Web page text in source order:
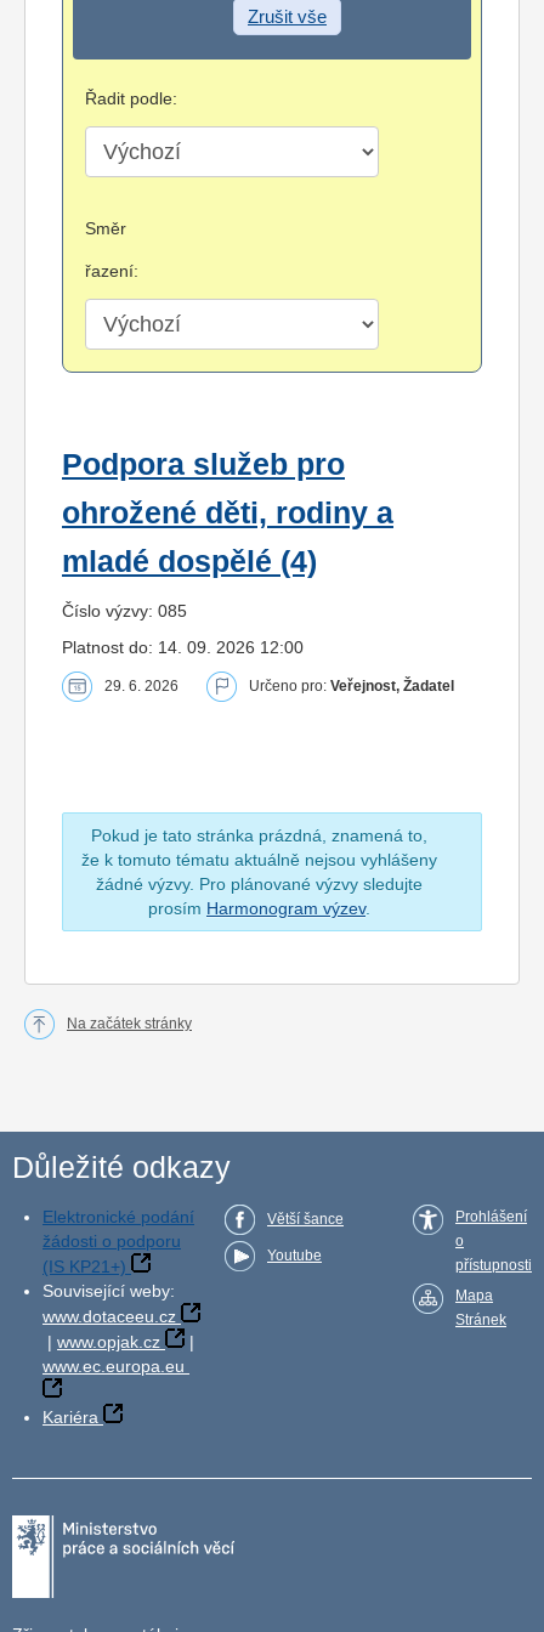
Zrušit vše
Řadit podle:
Směr
řazení:
Podpora služeb pro
ohrožené děti, rodiny a
mladé dospělé (4)
Číslo výzvy: 085
Platnost do: 14. 09. 2026 12:00
29. 6. 2026 Určeno pro: Veřejnost, Žadatel
Pokud je tato stránka prázdná, znamená to,
že k tomuto tématu aktuálně nejsou vyhlášeny
žádné výzvy. Pro plánované výzvy sledujte
prosím Harmonogram výzev.
Na začátek stránky
Důležité odkazy
Elektronické podání
žádosti o podporu
(IS KP21+)
Související weby:
www.dotaceeu.cz
| www.opjak.cz
|
www.ec.europa.eu
Kariéra
Větší šance
Youtube
Prohlášení
o
přístupnosti
Mapa
Stránek